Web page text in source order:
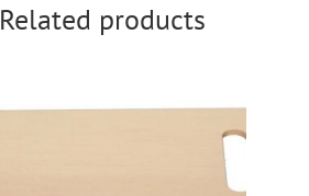
Related products